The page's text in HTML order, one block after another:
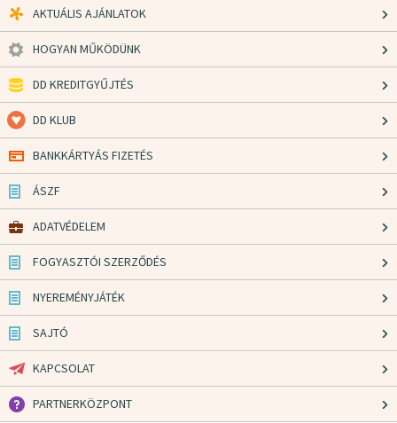
AKTUÁLIS AJÁNLATOK
HOGYAN MŰKÖDÜNK
DD KREDITGYŰJTÉS
DD KLUB
BANKKÁRTYÁS FIZETÉS
ÁSZF
ADATVÉDELEM
FOGYASZTÓI SZERZŐDÉS
NYEREMÉNYJÁTÉK
SAJTÓ
KAPCSOLAT
PARTNERKÖZPONT